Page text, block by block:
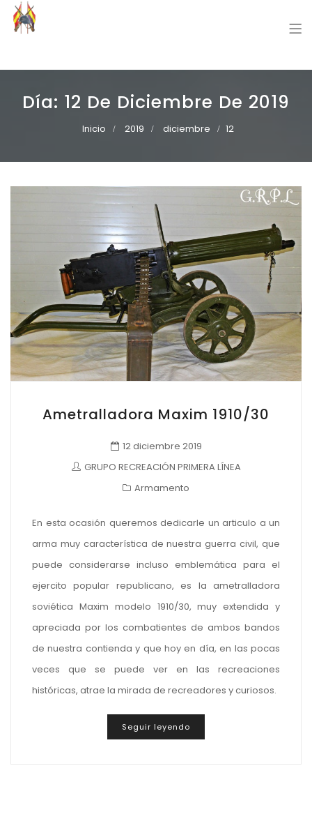
Día: 12 De Diciembre De 2019
Inicio 2019 diciembre 12
Ametralladora Maxim 1910/30
12 diciembre 2019
GRUPO RECREACIÓN PRIMERA LÍNEA
Armamento
En esta ocasión queremos dedicarle un articulo a un
arma muy característica de nuestra guerra civil, que
puede considerarse incluso emblemática para el
ejercito popular republicano, es la ametralladora
soviética Maxim modelo 1910/30, muy extendida y
apreciada por los combatientes de ambos bandos
de nuestra contienda y que hoy en día, en las pocas
veces que se puede ver en las recreaciones
históricas, atrae la mirada de recreadores y curiosos.
Seguir leyendo